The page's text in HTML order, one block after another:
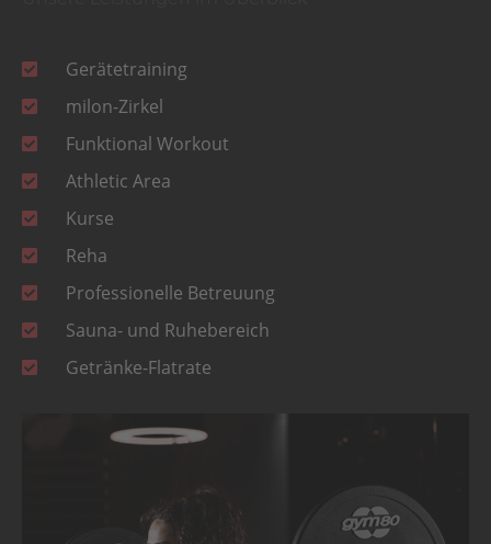
Gerätetraining
milon-Zirkel
Funktional Workout
Athletic Area
Kurse
Reha
Professionelle Betreuung
Sauna- und Ruhebereich
Getränke-Flatrate